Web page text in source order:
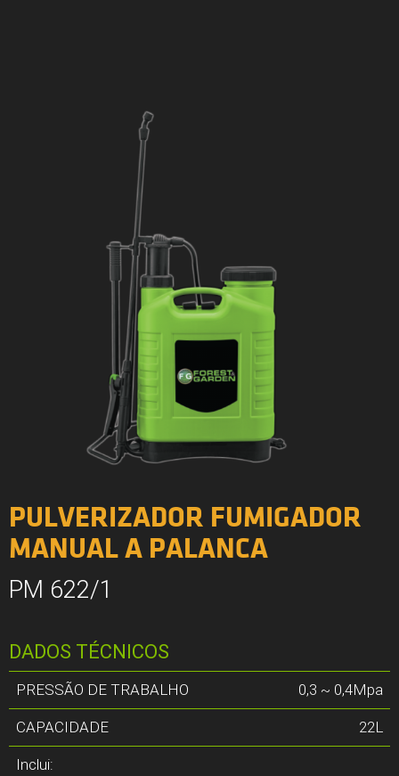
PULVERIZADOR FUMIGADOR
MANUAL A PALANCA
PM 622/1
DADOS TÉCNICOS
PRESSÃO DE TRABALHO 0,3 ~ 0,4Mpa
CAPACIDADE 22L
Inclui: